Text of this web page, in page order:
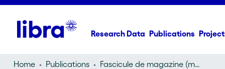
Research Data Publications
Home Publications
Fascicule de magazine (magazine)